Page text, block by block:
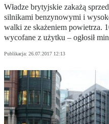
Władze brytyjskie zakażą
silnikami benzynowymi i
walki ze skażeniem powietrza.
wycofane z użytku – ogłosił
Publikacja: 26.07.2017 12:13